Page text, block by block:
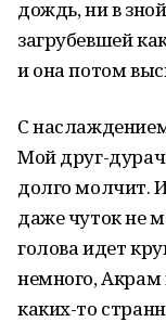
дождь, ни в
загрубевшей
и она потом
С
Мой друг-
долго молчит.
даже чуток не
голова идет
немного, Акрам
каких-то